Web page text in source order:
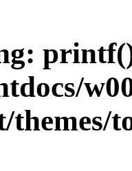
:
themes/